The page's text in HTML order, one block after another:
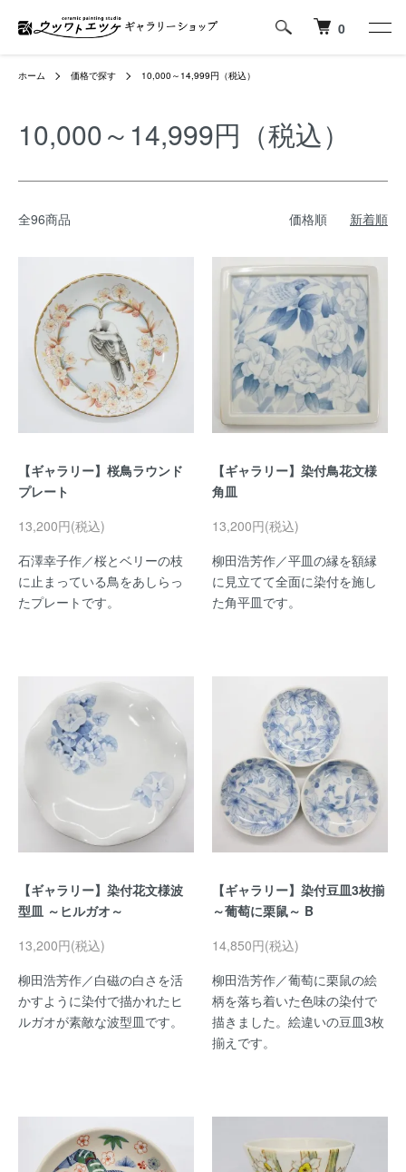
0
ホーム 価格で探す 10,000～14,999円（税込）
10,000～14,999円（税込）
全96商品 価格順 新着順
【ギャラリー】桜鳥ラウンド
プレート
13,200円(税込)
石澤幸子作／桜とベリーの枝
に止まっている鳥をあしらっ
たプレートです。
【ギャラリー】染付鳥花文様
角皿
13,200円(税込)
柳田浩芳作／平皿の縁を額縁
に見立てて全面に染付を施し
た角平皿です。
【ギャラリー】染付花文様波
型皿 ～ヒルガオ～
13,200円(税込)
柳田浩芳作／白磁の白さを活
かすように染付で描かれたヒ
ルガオが素敵な波型皿です。
【ギャラリー】染付豆皿3枚揃
～葡萄に栗鼠～ B
14,850円(税込)
柳田浩芳作／葡萄に栗鼠の絵
柄を落ち着いた色味の染付で
描きました。絵違いの豆皿3枚
揃えです。